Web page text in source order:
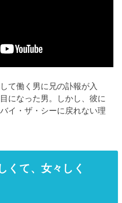
て働く男に兄の訃報が入
になった男。しかし、彼に
イ・ザ・シーに戻れない理
くて、女々しく